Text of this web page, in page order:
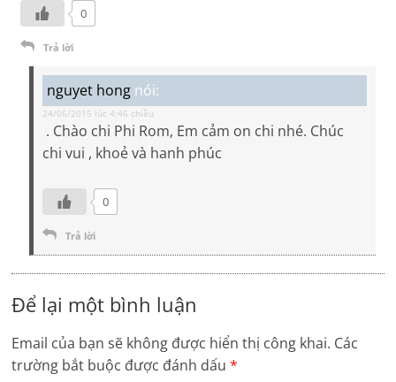
0
Trả lời
nguyet hong nói:
24/06/2015 lúc 4:46 chiều
. Chào chi Phi Rom, Em cảm on chi nhé. Chúc
chi vui , khoẻ và hanh phúc
0
Trả lời
Để lại một bình luận
Email của bạn sẽ không được hiển thị công khai. Các
trường bắt buộc được đánh dấu*